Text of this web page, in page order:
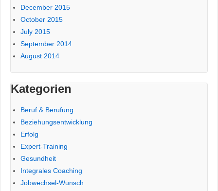
December 2015
October 2015
July 2015
September 2014
August 2014
Kategorien
Beruf & Berufung
Beziehungsentwicklung
Erfolg
Expert-Training
Gesundheit
Integrales Coaching
Jobwechsel-Wunsch